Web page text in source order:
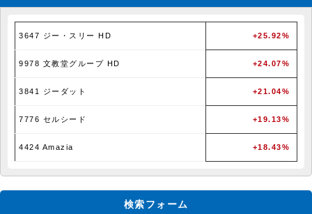
3647 ジー・スリー HD +25.92%
9978 文教堂グループ HD +24.07%
3841 ジーダット +21.04%
7776 セルシード +19.13%
4424 Amazia +18.43%
検索フォーム